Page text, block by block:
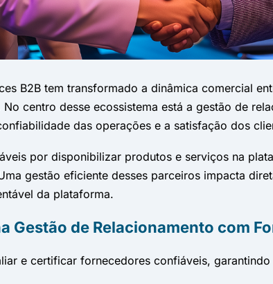
B2B tem transformado a dinâmica comercial
centro desse ecossistema está a gestão de
das operações e a satisfação dos
por disponibilizar produtos e serviços na
gestão eficiente desses parceiros impacta
da plataforma.
Gestão de Relacionamento com
e certificar fornecedores confiáveis,